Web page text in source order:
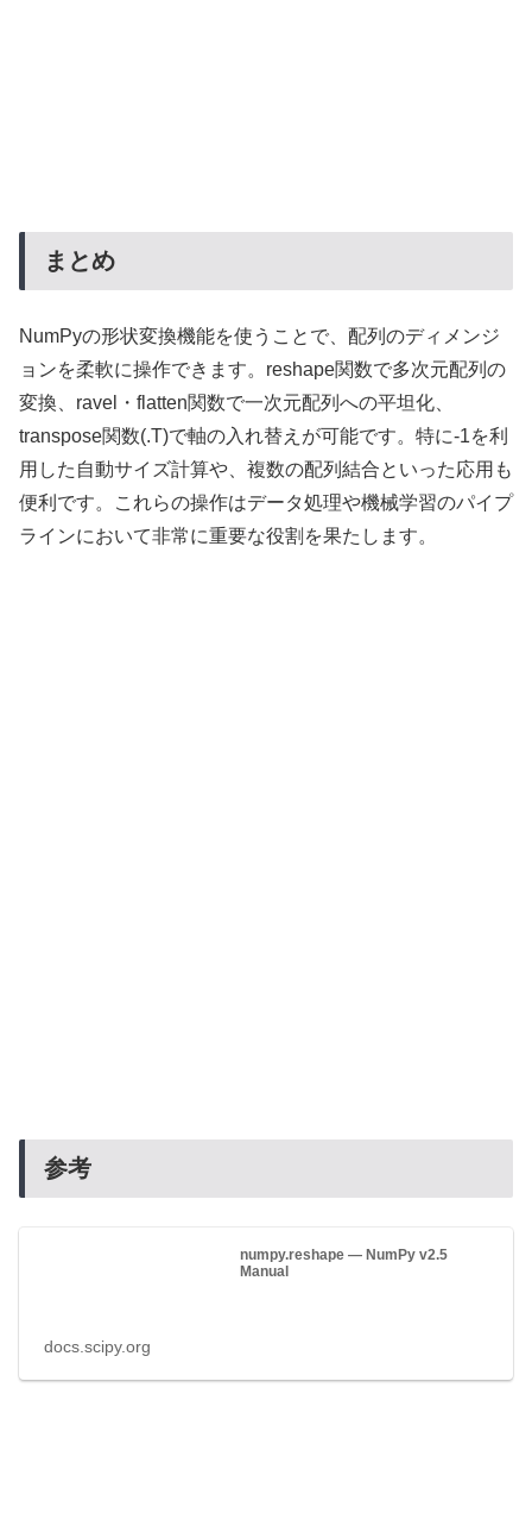
まとめ
NumPyの形状変換機能を使うことで、配列のディメンジ
ョンを柔軟に操作できます。reshape関数で多次元配列の
変換、ravel・flatten関数で一次元配列への平坦化、
transpose関数(.T)で軸の入れ替えが可能です。特に-1を利
用した自動サイズ計算や、複数の配列結合といった応用も
便利です。これらの操作はデータ処理や機械学習のパイプ
ラインにおいて非常に重要な役割を果たします。
参考
numpy.reshape — NumPy v2.5
Manual
docs.scipy.org